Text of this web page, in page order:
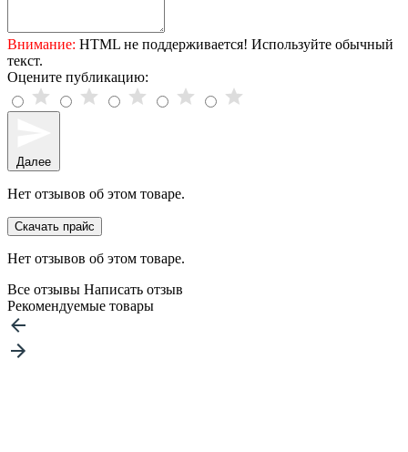
Внимание: HTML не поддерживается! Используйте обычный
текст.
Оцените публикацию:
Далее
Нет отзывов об этом товаре.
Скачать прайс
Нет отзывов об этом товаре.
Все отзывы Написать отзыв
Рекомендуемые товары